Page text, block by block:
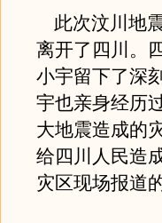
此次汶川地
离开了四川。
小宇留下了深
宇也亲身经历
大地震造成的
给四川人民造
灾区现场报道